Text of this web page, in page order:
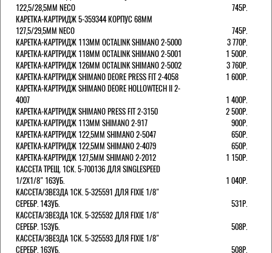
122,5/28,5ММ NECO
745Р.
КАРЕТКА-КАРТРИДЖ 5-359344 КОРПУС 68ММ
127,5/29,5ММ NECO
745Р.
КАРЕТКА-КАРТРИДЖ 113ММ OCTALINK SHIMANO 2-5000
3 770Р.
КАРЕТКА-КАРТРИДЖ 118ММ OCTALINK SHIMANO 2-5001
1 500Р.
КАРЕТКА-КАРТРИДЖ 126ММ OCTALINK SHIMANO 2-5002
3 760Р.
КАРЕТКА-КАРТРИДЖ SHIMANO DEORE PRESS FIT 2-4058
1 600Р.
КАРЕТКА-КАРТРИДЖ SHIMANO DEORE HOLLOWTECH II 2-
4007
1 400Р.
КАРЕТКА-КАРТРИДЖ SHIMANO PRESS FIT 2-3150
2 500Р.
КАРЕТКА-КАРТРИДЖ 113ММ SHIMANO 2-917
900Р.
КАРЕТКА-КАРТРИДЖ 122,5ММ SHIMANO 2-5047
650Р.
КАРЕТКА-КАРТРИДЖ 122,5ММ SHIMANO 2-4079
650Р.
КАРЕТКА-КАРТРИДЖ 127,5ММ SHIMANO 2-2012
1 150Р.
КАССЕТА ТРЕЩ. 1СК. 5-700136 ДЛЯ SINGLESPEED
1/2X1/8" 16ЗУБ.
1 040Р.
КАССЕТА/ЗВЕЗДА 1СК. 5-325591 ДЛЯ FIXIE 1/8"
СЕРЕБР. 14ЗУБ.
531Р.
КАССЕТА/ЗВЕЗДА 1СК. 5-325592 ДЛЯ FIXIE 1/8"
СЕРЕБР. 15ЗУБ.
508Р.
КАССЕТА/ЗВЕЗДА 1СК. 5-325593 ДЛЯ FIXIE 1/8"
СЕРЕБР. 16ЗУБ.
508Р.